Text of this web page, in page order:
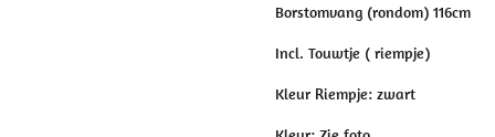
Borstomvang (rondom) 116cm
Incl. Touwtje ( riempje)
Kleur Riempje: zwart